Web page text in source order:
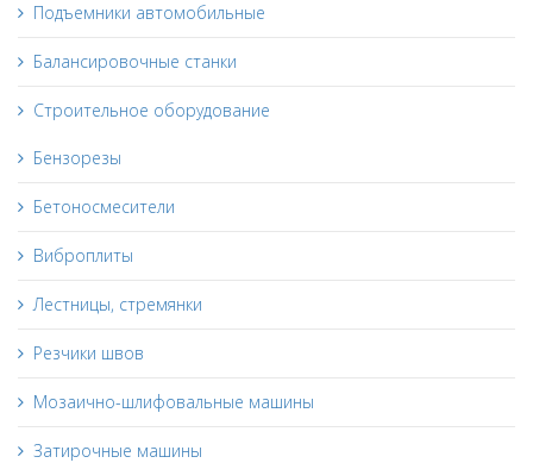
Подъемники автомобильные
Балансировочные станки
Строительное оборудование
Бензорезы
Бетоносмесители
Виброплиты
Лестницы, стремянки
Резчики швов
Мозаично-шлифовальные машины
Затирочные машины